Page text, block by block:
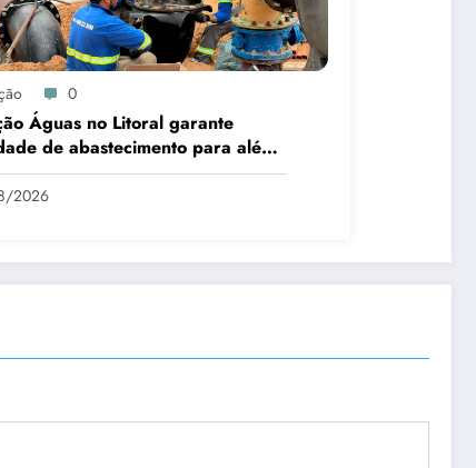
0
Águas no Litoral garante
de abastecimento para além
2026